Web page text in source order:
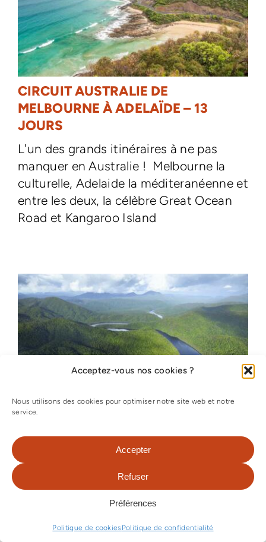
Acceptez-vous nos cookies ?
Nous utilisons des cookies pour optimiser notre site web et notre
service.
Accepter
Refuser
Préférences
Politique de cookies Politique de confidentialité
CIRCUIT AUSTRALIE DE
MELBOURNE À ADELAÏDE – 13
JOURS
L'un des grands itinéraires à ne pas
manquer en Australie ! Melbourne la
culturelle, Adelaide la méditeranéenne et
entre les deux, la célèbre Great Ocean
Road et Kangaroo Island
SÉJOUR TASMANIE – 11 JOURS
Le grand tour de la Tasmanie, entre
océan et montagnes, plages et forêts,
sans oublier les villes d'Hobart, Port